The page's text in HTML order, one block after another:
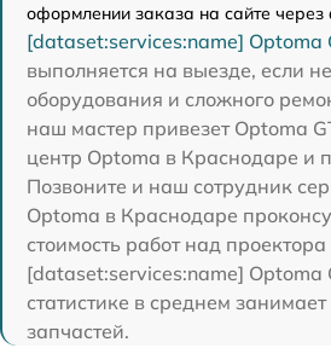
оформлении заказа на сайте
[dataset:services:name] Optoma
выполняется на выезде, если
оборудования и сложного
наш мастер привезет Optoma
центр Optoma в Краснодаре и
Позвоните и наш сотрудник
Optoma в Краснодаре
стоимость работ над
[dataset:services:name]
статистике в среднем
запчастей.